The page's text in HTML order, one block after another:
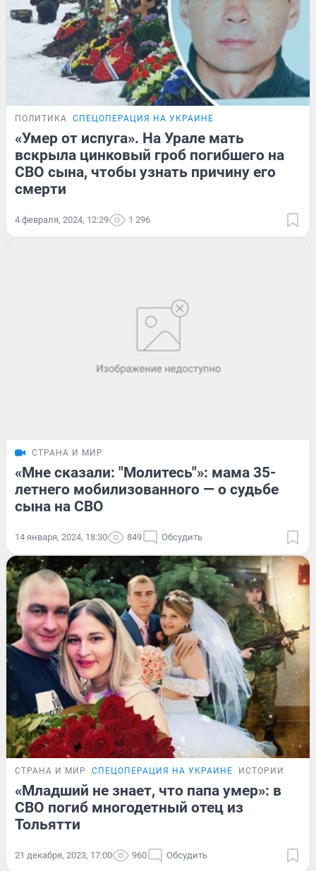
ПОЛИТИКА СПЕЦОПЕРАЦИЯ НА УКРАИНЕ
«Умер от испуга». На Урале мать
вскрыла цинковый гроб погибшего на
СВО сына, чтобы узнать причину его
смерти
4 февраля, 2024, 12:29 1 296
СТРАНА И МИР
«Мне сказали: "Молитесь"»: мама 35-
летнего мобилизованного — о судьбе
сына на СВО
14 января, 2024, 18:30 849 Обсудить
СТРАНА И МИР СПЕЦОПЕРАЦИЯ НА УКРАИНЕ ИСТОРИИ
«Младший не знает, что папа умер»: в
СВО погиб многодетный отец из
Тольятти
21 декабря, 2023, 17:00 960 Обсудить